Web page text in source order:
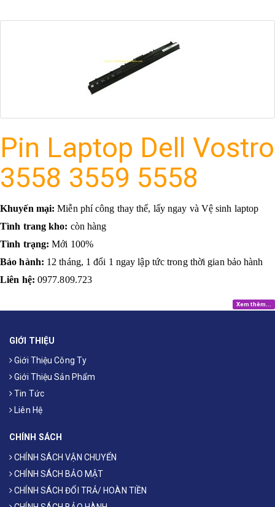
Pin Laptop Dell Vostro
3558 3559 5558
Khuyến mại: Miễn phí công thay thế, lấy ngay và Vệ sinh laptop
Tình trang kho: còn hàng
Tình trạng:Mới 100%
Bảo hành: 12 tháng, 1 đổi 1 ngay lập tức trong thời gian bảo hành
Liên hệ: 0977.809.723
Xem thêm...
GIỚI THIỆU
Giới Thiệu Công Ty
Giới Thiệu Sản Phẩm
Tin Tức
Liên Hệ
CHÍNH SÁCH
CHÍNH SÁCH VẬN CHUYỂN
CHÍNH SÁCH BẢO MẬT
CHÍNH SÁCH ĐỔI TRẢ/ HOÀN TIỀN